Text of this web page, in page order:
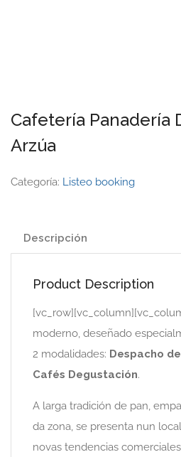
Cafetería Panadería
Arzúa
Categoría: Listeo booking
Descripción
Product Description
moderno, deseñado
2 modalidades: Despacho
Cafés Degustación.
A larga tradición de pan,
da zona, se presenta nun
novas tendencias